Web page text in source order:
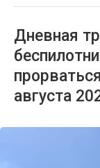
Дневная
августа